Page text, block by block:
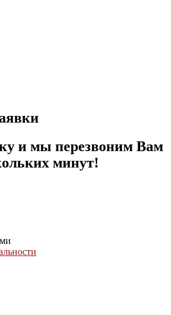
и мы перезвоним Вам
минут!